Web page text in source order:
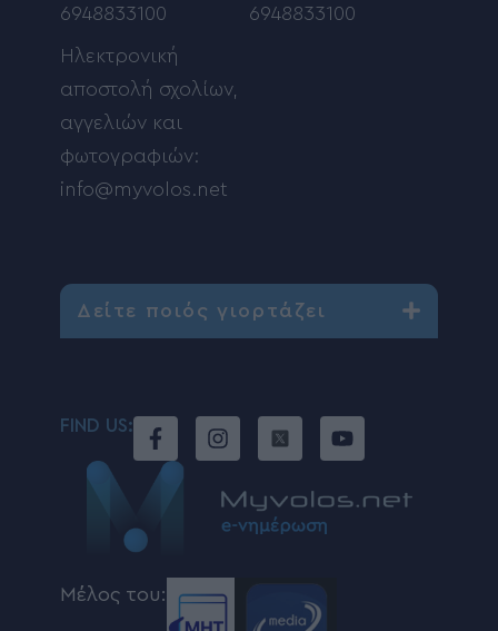
6948833100
Ηλεκτρονική
αποστολή σχολίων,
αγγελιών και
φωτογραφιών:
info@myvolos.net
6948833100
Δείτε ποιός γιορτάζει
FIND US:
Μέλος του: